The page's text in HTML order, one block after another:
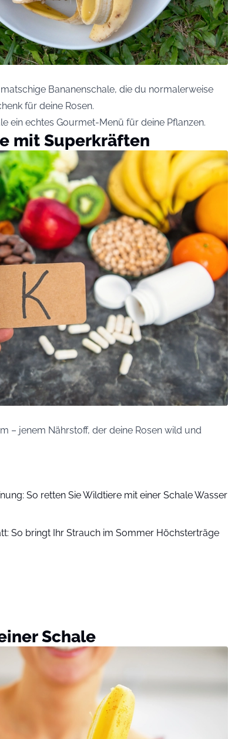
Bananenschale, die du normalerweise
für deine Rosen.
ein echtes Gourmet-Menü für deine Pflanzen.
mit Superkräften
– jenem Nährstoff, der deine Rosen wild und
So retten Sie Wildtiere mit einer Schale Wasser
So bringt Ihr Strauch im Sommer Höchsterträge
Schale